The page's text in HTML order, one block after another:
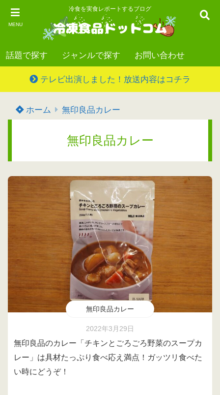
MENU
冷食を実食レポートするブログ
話題で探す ジャンルで探す お問い合わせ
テレビ出演しました！放送内容はコチラ
ホーム 無印良品カレー
無印良品カレー
無印良品カレー
2022年3月29日
無印良品のカレー「チキンとごろごろ野菜のスープカ
レー」は具材たっぷり食べ応え満点！ガッツリ食べた
い時にどうぞ！